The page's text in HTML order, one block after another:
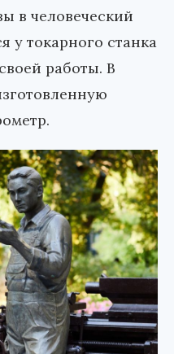
в человеческий
у токарного станка
работы. В